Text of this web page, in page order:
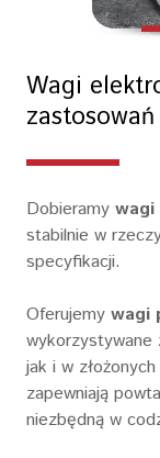
Wagi
zastosowań
Dobieramy
stabilnie w
specyfikacji.
Oferujemy wagi
wykorzystywane
jak i w
zapewniają
niezbędną w